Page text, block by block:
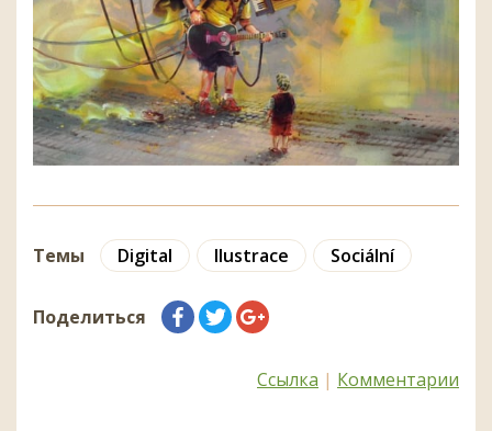
Темы Digital Ilustrace Sociální
Поделиться
Ссылка | Комментарии